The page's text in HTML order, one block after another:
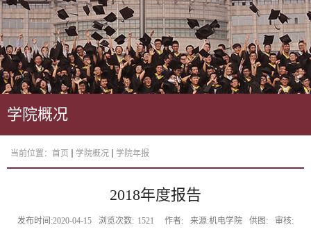
学院概况
当前位置： 首页 学院概况 学院年报
2018年度报告
发布时间:2020-04-15 浏览次数: 1521 作者: 来源:机电学院 供图: 审核: